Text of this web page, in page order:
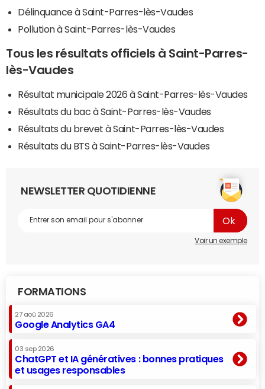
Délinquance à Saint-Parres-lès-Vaudes
Pollution à Saint-Parres-lès-Vaudes
Tous les résultats officiels à Saint-Parres-
lès-Vaudes
Résultat municipale 2026 à Saint-Parres-lès-Vaudes
Résultats du bac à Saint-Parres-lès-Vaudes
Résultats du brevet à Saint-Parres-lès-Vaudes
Résultats du BTS à Saint-Parres-lès-Vaudes
NEWSLETTER QUOTIDIENNE
Voir un exemple
FORMATIONS
27 aoû 2026
Google Analytics GA4
03 sep 2026
ChatGPT et IA génératives : bonnes pratiques
et usages responsables